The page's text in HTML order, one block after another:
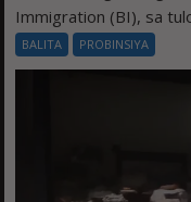
Immigration (BI), sa
BALITA PROBINSIYA